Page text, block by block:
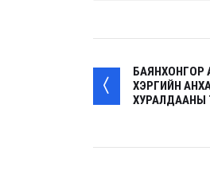
БАЯНХОНГОР
ХЭРГИЙН
ХУРАЛДААНЫ